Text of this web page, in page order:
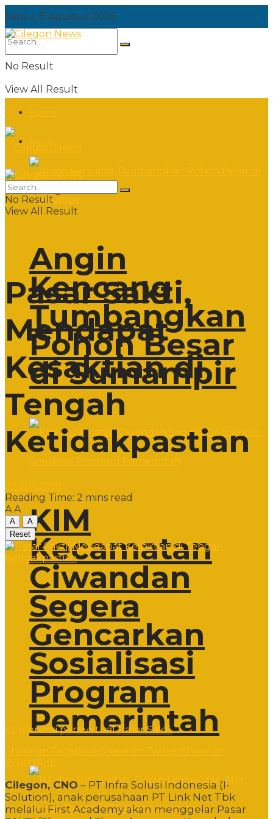
Sabtu, 8 Agustus 2026
No Result
View All Result
Angin
Kencang
Tumbangkan
Pohon Besar
di Sumampir
KIM
Kecamatan
Ciwandan
Segera
Gencarkan
Sosialisasi
Program
Pemerintah
Sabtu, 8 Agustus 2026
No Result
View All Result
Pasar Sakti,
Mendapat
Kesaktian di
Tengah
Ketidakpastian
Reading Time: 2 mins read
A A
A
A
Reset
Konferensi pers virtual Pasar Sakti.
WhatsApp
Cilegon, CNO – PT Infra Solusi Indonesia (I-
Solution), anak perusahaan PT Link Net Tbk
melalui First Academy akan menggelar Pasar